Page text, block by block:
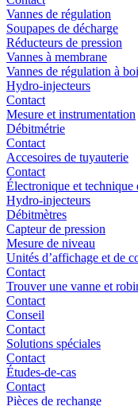
Vannes de régulation
Soupapes de décharge
Réducteurs de pression
Vannes à membrane
Vannes de régulation à
Hydro-injecteurs
Contact
Mesure et instrumentation
Débitmétrie
Contact
Accesoires de tuyauterie
Contact
Électronique et technique
Hydro-injecteurs
Débitmètres
Capteur de pression
Mesure de niveau
Unités d’affichage et de
Contact
Trouver une vanne et
Contact
Conseil
Contact
Solutions spéciales
Contact
Études-de-cas
Contact
Pièces de rechange